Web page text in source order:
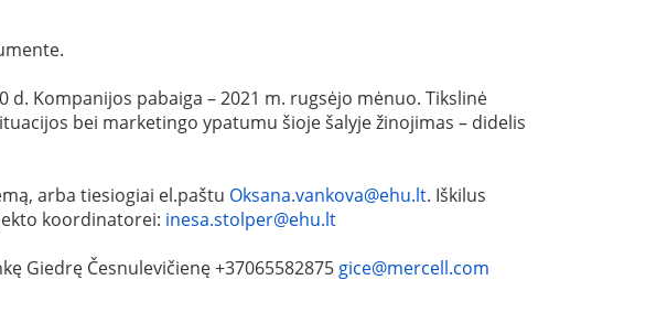
Kompanijos pabaiga – 2021 m. rugsėjo mėnuo. Tikslinė
bei marketingo ypatumu šioje šalyje žinojimas – didelis
arba tiesiogiai el.paštu Oksana.vankova@ehu.lt. Iškilus
koordinatorei: inesa.stolper@ehu.lt
Giedrę Česnulevičienę +37065582875 gice@mercell.com